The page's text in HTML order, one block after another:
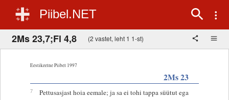
Piibel.NET
2Ms 23,7;Fl 4,8 (2 vastet, leht 1 1-st)
Eestikeelne Piibel 1997
2Ms 23
7
Pettusasjast hoia eemale; ja sa ei tohi tappa süütut ega